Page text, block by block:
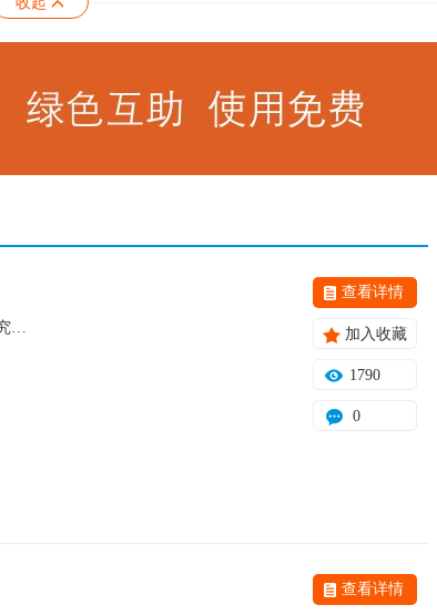
查看详情
加入收藏
1790
0
查看详情